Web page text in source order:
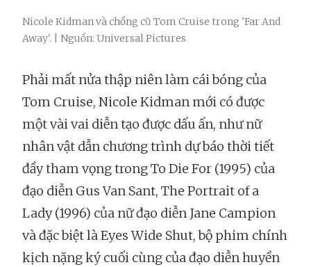
Nicole Kidman và chồng cũ Tom Cruise trong 'Far And
Away'. | Nguồn: Universal Pictures
Phải mất nửa thập niên làm cái bóng của
Tom Cruise, Nicole Kidman mới có được
một vài vai diễn tạo được dấu ấn, như nữ
nhân vật dẫn chương trình dự báo thời tiết
đầy tham vọng trong To Die For (1995) của
đạo diễn Gus Van Sant, The Portrait of a
Lady (1996) của nữ đạo diễn Jane Campion
và đặc biệt là Eyes Wide Shut, bộ phim chính
kịch nặng ký cuối cùng của đạo diễn huyền